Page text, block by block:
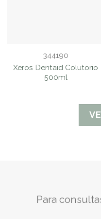
344190
Xeros Dentaid Colutorio
500ml
Para